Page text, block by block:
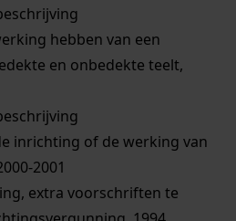
hebben van een
en onbedekte teelt,
inrichting of de werking van
2001
extra voorschriften te